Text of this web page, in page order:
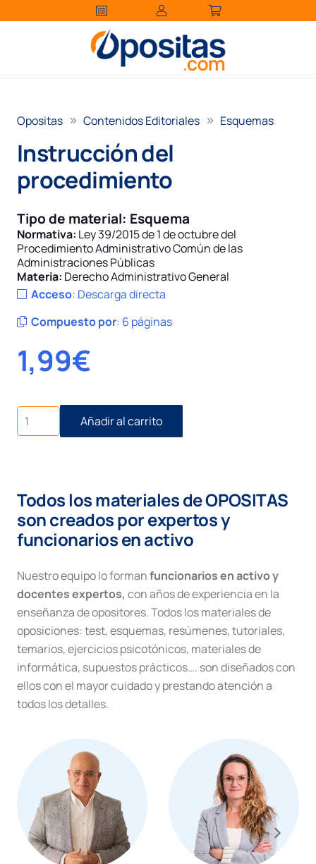
Opositas Contenidos Editoriales Esquemas
Instrucción del
procedimiento
Tipo de material: Esquema
Normativa: Ley 39/2015 de 1 de octubre del
Procedimiento Administrativo Común de las
Administraciones Públicas
Materia: Derecho Administrativo General
Acceso: Descarga directa
Compuesto por: 6 páginas
1,99€
Instrucción
del
procedimiento
Añadir al carrito
Todos los materiales de OPOSITAS
son creados por expertos y
funcionarios en activo
Nuestro equipo lo formanfuncionarios en activo y
docentes expertos, con años de experiencia en la
enseñanza de opositores. Todos los materiales de
oposiciones: test, esquemas, resúmenes, tutoriales,
temarios, ejercicios psicotónicos, materiales de
informática, supuestos prácticos…. son diseñados con
ellos con el mayor cuidado y prestando atención a
todos los detalles.